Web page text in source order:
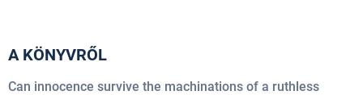
A KÖNYVRŐL
Can innocence survive the machinations of a ruthless